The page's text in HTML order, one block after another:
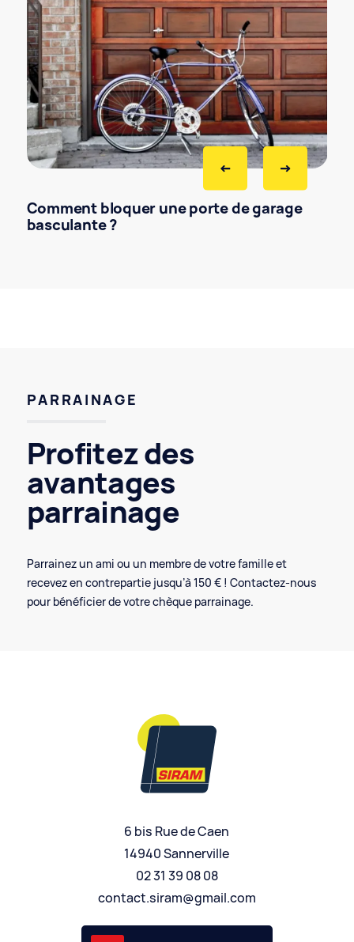
Comment bloquer une porte de garage
basculante ?
PARRAINAGE
Profitez des
avantages
parrainage
Parrainez un ami ou un membre de votre famille et
recevez en contrepartie jusqu’à 150 € ! Contactez-nous
pour bénéficier de votre chèque parrainage.
6 bis Rue de Caen
14940 Sannerville
02 31 39 08 08
contact.siram@gmail.com